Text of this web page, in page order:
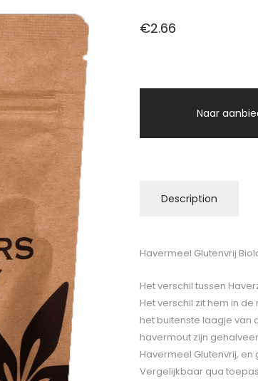
€2.66
Naar
Description
Havermeel Glutenvrij
Het verschil tussen
Het verschil zit hem in
het buitenste laagje van
havermout zijn
Havermeel Glutenvrij,
Vergelijkbaar qua